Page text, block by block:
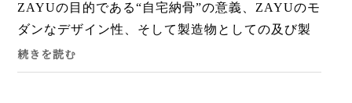
ZAYUの目的である“自宅納骨”の意義、ZAYUのモ
ダンなデザイン性、そして製造物としての及び製
造過程におけるこだわりまでが、しっかりと取り
上げられております。こんな...
続きを読む